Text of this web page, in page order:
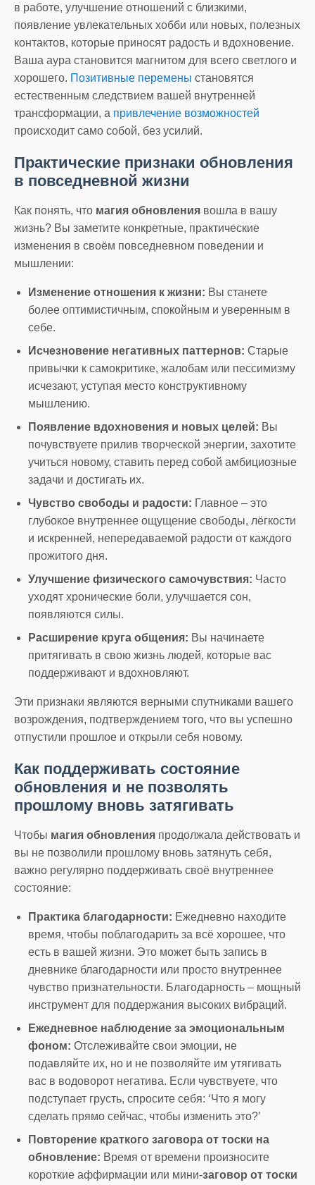
в работе, улучшение отношений с близкими,
появление увлекательных хобби или новых, полезных
контактов, которые приносят радость и вдохновение.
Ваша аура становится магнитом для всего светлого и
хорошего. Позитивные перемены становятся
естественным следствием вашей внутренней
трансформации, а привлечение возможностей
происходит само собой, без усилий.
Практические признаки обновления
в повседневной жизни
Как понять, что магия обновления вошла в вашу
жизнь? Вы заметите конкретные, практические
изменения в своём повседневном поведении и
мышлении:
Изменение отношения к жизни: Вы станете
более оптимистичным, спокойным и уверенным в
себе.
Исчезновение негативных паттернов: Старые
привычки к самокритике, жалобам или пессимизму
исчезают, уступая место конструктивному
мышлению.
Появление вдохновения и новых целей: Вы
почувствуете прилив творческой энергии, захотите
учиться новому, ставить перед собой амбициозные
задачи и достигать их.
Чувство свободы и радости: Главное – это
глубокое внутреннее ощущение свободы, лёгкости
и искренней, непередаваемой радости от каждого
прожитого дня.
Улучшение физического самочувствия: Часто
уходят хронические боли, улучшается сон,
появляются силы.
Расширение круга общения: Вы начинаете
притягивать в свою жизнь людей, которые вас
поддерживают и вдохновляют.
Эти признаки являются верными спутниками вашего
возрождения, подтверждением того, что вы успешно
отпустили прошлое и открыли себя новому.
Как поддерживать состояние
обновления и не позволять
прошлому вновь затягивать
Чтобы магия обновления продолжала действовать и
вы не позволили прошлому вновь затянуть себя,
важно регулярно поддерживать своё внутреннее
состояние:
Практика благодарности: Ежедневно находите
время, чтобы поблагодарить за всё хорошее, что
есть в вашей жизни. Это может быть запись в
дневнике благодарности или просто внутреннее
чувство признательности. Благодарность – мощный
инструмент для поддержания высоких вибраций.
Ежедневное наблюдение за эмоциональным
фоном: Отслеживайте свои эмоции, не
подавляйте их, но и не позволяйте им утягивать
вас в водоворот негатива. Если чувствуете, что
подступает грусть, спросите себя: ‘Что я могу
сделать прямо сейчас, чтобы изменить это?’
Повторение краткого заговора от тоски на
обновление: Время от времени произносите
короткие аффирмации или мини-заговор от тоски